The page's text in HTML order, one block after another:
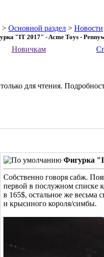
> Основной раздел > Новости
"IT 2017" - Acme Toys -
Новичкам
для чтения.
Фигурка
Собственно говоря сабж.
первой в послужном списке
в 165$, остальное же весьма
и крысиного короля/симбы.